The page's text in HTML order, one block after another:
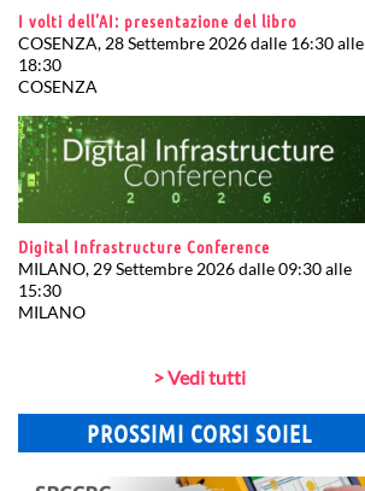
I volti dell’AI: presentazione del libro
COSENZA, 28 Settembre 2026 dalle 16:30 alle
18:30
COSENZA
Digital Infrastructure Conference
MILANO, 29 Settembre 2026 dalle 09:30 alle
15:30
MILANO
> Vedi tutti
PROSSIMI CORSI SOIEL